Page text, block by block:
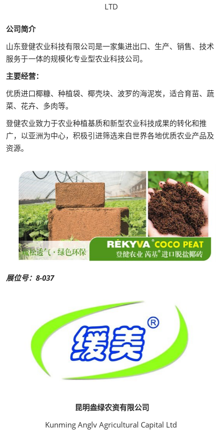
LTD
公司简介
山东登健农业科技有限公司是一家集进出口、生产、销售、技术
服务于一体的规模化专业型农业科技公司。
主要经营：
优质进口椰糠、种植袋、椰壳块、波罗的海泥炭，适合育苗、蔬
菜、花卉、多肉等。
登健农业致力于农业种植基质和新型农业科技成果的转化和推
广，以亚洲为中心，积极引进筛选来自世界各地优质农业产品及
资源。
展位号：8-037
昆明盎绿农资有限公司
Kunming Anglv Agricultural Capital Ltd